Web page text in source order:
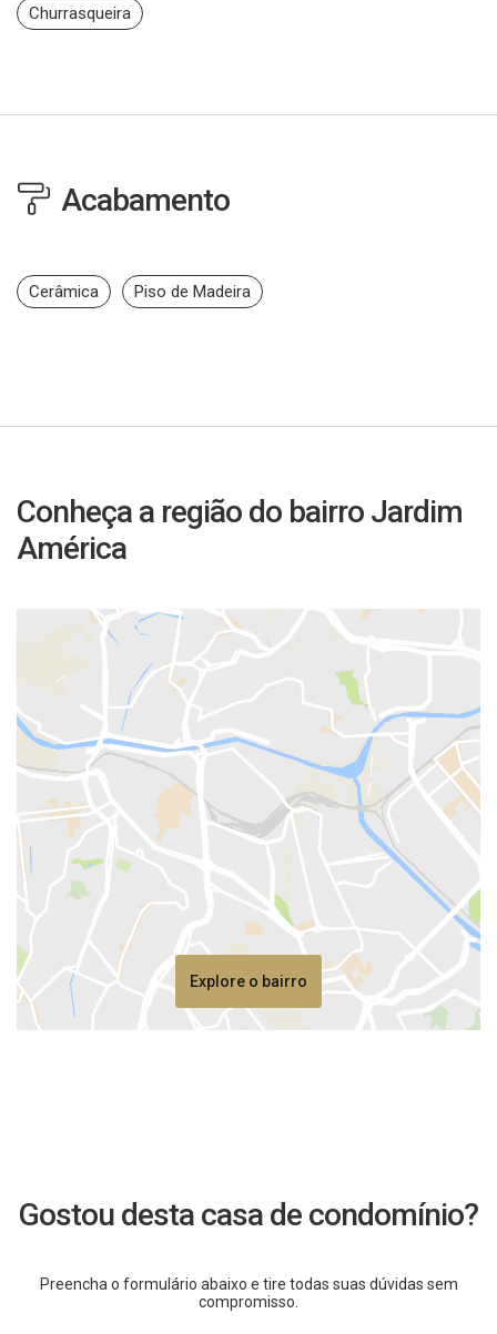
Churrasqueira
Acabamento
Cerâmica Piso de Madeira
Conheça a região do bairro Jardim
América
Explore o bairro
Gostou desta casa de condomínio?
Preencha o formulário abaixo e tire todas suas dúvidas sem
compromisso.